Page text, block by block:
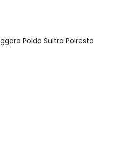
Polda Sultra Polresta